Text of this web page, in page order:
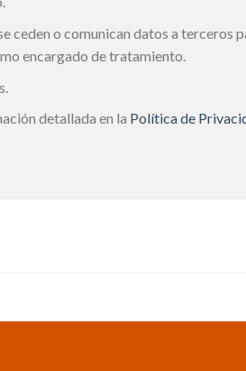
ceden o comunican datos a terceros
encargado de tratamiento.
detallada en la Política de